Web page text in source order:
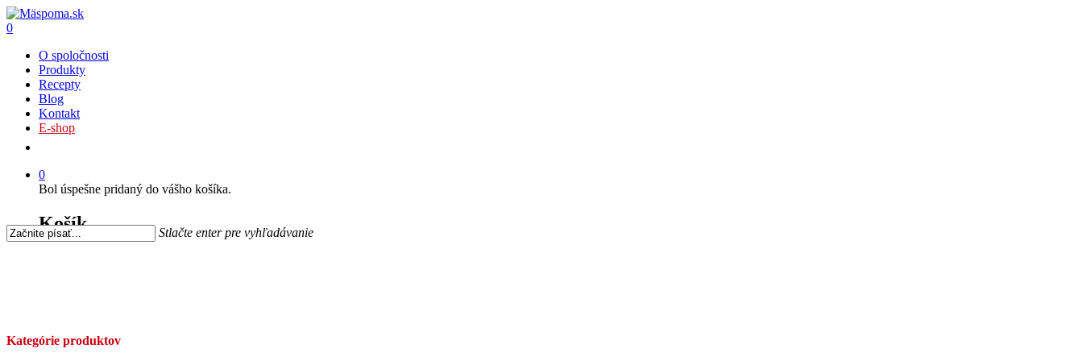
0
O spoločnosti
Produkty
Recepty
Blog
Kontakt
E-shop
0
Bol úspešne pridaný do vášho košíka.
Košík Stlačte enter pre vyhľadávanie
Kategórie produktov